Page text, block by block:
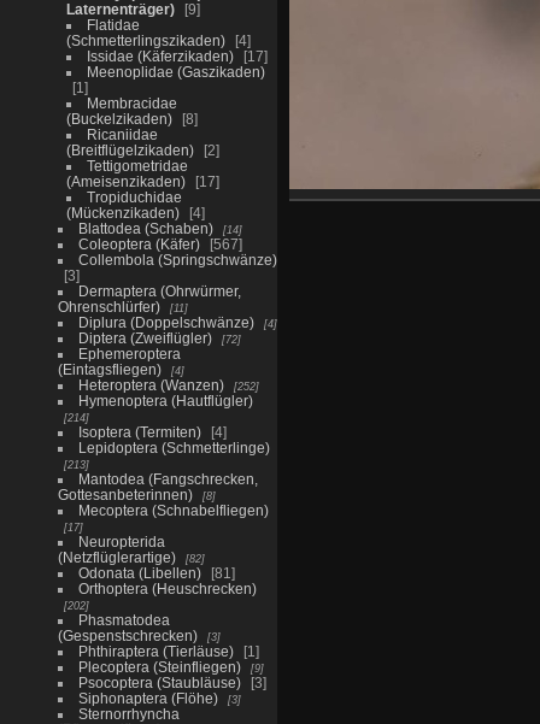
Laternenträger)
9
Flatidae
(Schmetterlingszikaden)
4
Issidae (Käferzikaden)
17
Meenoplidae (Gaszikaden)
1
Membracidae
(Buckelzikaden)
8
Ricaniidae
(Breitflügelzikaden)
2
Tettigometridae
(Ameisenzikaden)
17
Tropiduchidae
(Mückenzikaden)
4
Blattodea (Schaben)
14
Coleoptera (Käfer)
567
Collembola (Springschwänze)
3
Dermaptera (Ohrwürmer,
Ohrenschlürfer)
11
Diplura (Doppelschwänze) 4
Diptera (Zweiflügler) 72
Ephemeroptera
(Eintagsfliegen)
4
Heteroptera (Wanzen) 252
Hymenoptera (Hautflügler)
214
Isoptera (Termiten)
4
Lepidoptera (Schmetterlinge)
213
Mantodea (Fangschrecken,
Gottesanbeterinnen)
8
Mecoptera (Schnabelfliegen)
17
Neuropterida
(Netzflüglerartige)
82
Odonata (Libellen)
81
Orthoptera (Heuschrecken)
202
Phasmatodea
(Gespenstschrecken)
3
Phthiraptera (Tierläuse)
1
Plecoptera (Steinfliegen)
9
Psocoptera (Staubläuse)
3
Siphonaptera (Flöhe)
3
Sternorrhyncha